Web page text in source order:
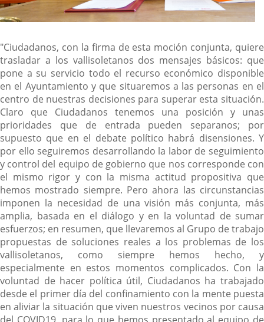
"Ciudadanos, con la firma de esta moción conjunta, quiere
trasladar a los vallisoletanos dos mensajes básicos: que
pone a su servicio todo el recurso económico disponible
en el Ayuntamiento y que situaremos a las personas en el
centro de nuestras decisiones para superar esta situación.
Claro que Ciudadanos tenemos una posición y unas
prioridades que de entrada pueden separanos; por
supuesto que en el debate político habrá disensiones. Y
por ello seguiremos desarrollando la labor de seguimiento
y control del equipo de gobierno que nos corresponde con
el mismo rigor y con la misma actitud propositiva que
hemos mostrado siempre. Pero ahora las circunstancias
imponen la necesidad de una visión más conjunta, más
amplia, basada en el diálogo y en la voluntad de sumar
esfuerzos; en resumen, que llevaremos al Grupo de trabajo
propuestas de soluciones reales a los problemas de los
vallisoletanos, como siempre hemos hecho, y
especialmente en estos momentos complicados. Con la
voluntad de hacer política útil, Ciudadanos ha trabajado
desde el primer día del confinamiento con la mente puesta
en aliviar la situación que viven nuestros vecinos por causa